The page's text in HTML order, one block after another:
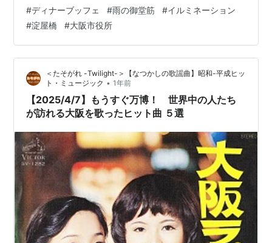
ネーションの綺麗な雨の御堂筋をちょこっとお散歩。 街
中へ来るのは久しぶりなので。。 華やかイルミネーショ
ンに、ちょっぴりはしゃぎ気味に。。(#^.^#) 大阪市役所
の前にミャクミャクが。。 サンタクロースミャクミャク
の姿で。。(#^.^#) 「OSAKA光のルネサンス2…
#ディナーブッフェ #雨の御堂筋 #イルミネーション
#淀屋橋 #大阪市役所
＜たそがれ -Twilight-＞【なつかしの歌謡曲】昭和-平成ヒッ
ト・ミュージック • 1年前
【2025/4/7】もうすぐ万博！ 世界中の人たち
が訪れる大阪を歌ったヒット曲 ５選